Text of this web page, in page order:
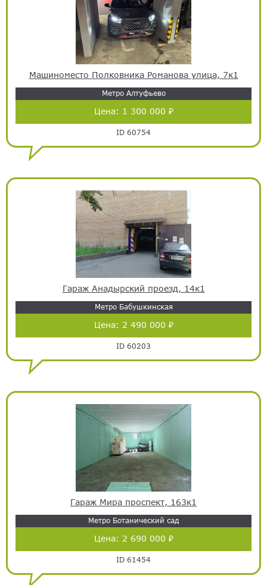
Машиноместо Полковника Романова улица, 7к1
Метро Алтуфьево
Цена: 1 300 000 ₽
ID 60754
Гараж Анадырский проезд, 14к1
Метро Бабушкинская
Цена: 2 490 000 ₽
ID 60203
Гараж Мира проспект, 163к1
Метро Ботанический сад
Цена: 2 690 000 ₽
ID 61454